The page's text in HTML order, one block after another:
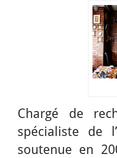
Chargé de
spécialiste de
soutenue en